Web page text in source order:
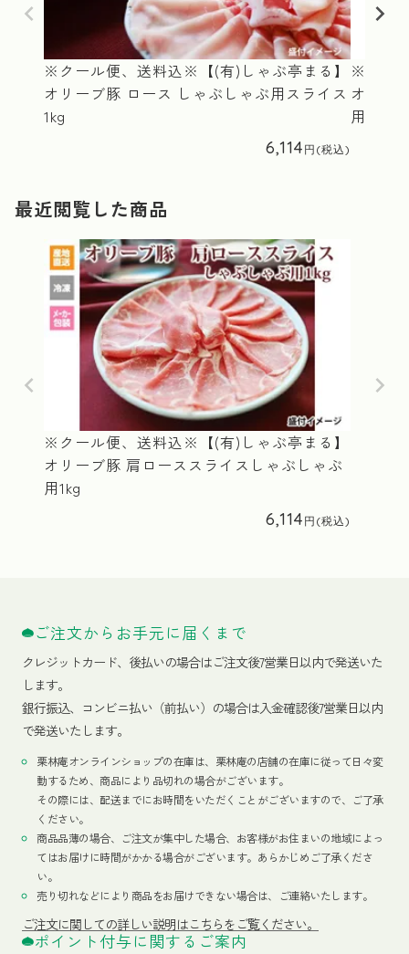
※クール便、送料込※【(有)しゃぶ亭まる】
オリーブ豚 ロース しゃぶしゃぶ用スライス
1kg
6,114
※クー
オリー
用500g
最近閲覧した商品
※クール便、送料込※【(有)しゃぶ亭まる】
オリーブ豚 肩ローススライスしゃぶしゃぶ
用1kg
6,114
ご注文からお手元に届くまで
クレジットカード、 後払いの場合はご注文後7営業日以内で発送いた
します。
銀行振込、コンビニ払い（前払い）の場合は入金確認後7営業日以内
で発送いたします。
栗林庵オンラインショップの在庫は、栗林庵の店舗の在庫に従って日々変
動するため、商品により品切れの場合がございます。
その際には、配送までにお時間をいただくことがございますので、ご了承
ください。
商品品薄の場合、ご注文が集中した場合、お客様がお住まいの地域によっ
てはお届けに時間がかかる場合がございます。あらかじめご了承くださ
い。
売り切れなどにより商品をお届けできない場合は、ご連絡いたします。
ご注文に関しての詳しい説明はこちらをご覧ください。
ポイント付与に関するご案内